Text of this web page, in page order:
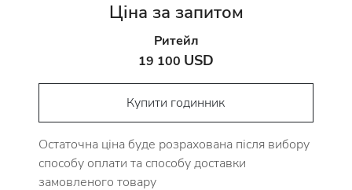
Ціна за запитом
Ритейл
19 100 USD
Купити годинник
Остаточна ціна буде розрахована після вибору
способу оплати та способу доставки
замовленого товару